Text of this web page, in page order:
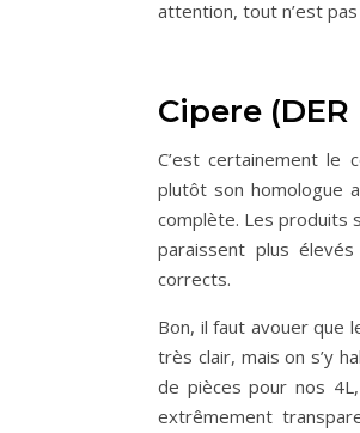
attention, tout n’est
Cipere (DER
C’est certainement le
plutôt son homologue
complète. Les produits
paraissent plus
corrects.
Bon, il faut avouer que
très clair, mais on s’y
de pièces pour nos 4L,
extrêmement